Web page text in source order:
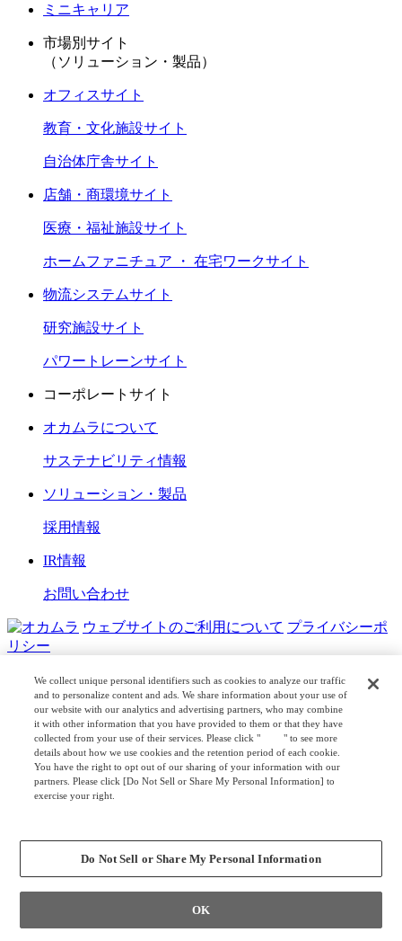
ミニキャリア
市場別サイト
（ソリューション・製品）
オフィスサイト
教育・文化施設サイト
自治体庁舎サイト
店舗・商環境サイト
医療・福祉施設サイト
ホームファニチュア ・ 在宅ワークサイト
物流システムサイト
研究施設サイト
パワートレーンサイト
コーポレートサイト
オカムラについて
サステナビリティ情報
ソリューション・製品
採用情報
IR情報
お問い合わせ
ウェブサイトのご利用について プライバシーポ
リシー
COPYRIGHT © OKAMURA CORPORATION. ALL RIGHTS
RESERVED.
日本公式 企業広報
OA D I N G
We collect unique personal identifiers such as cookies to analyze our traffic
and to personalize content and ads. We share information about your use of
our website with our analytics and advertising partners, who may combine
it with other information that you have provided to them or that they have
collected from your use of their services. Please click "
here" to see more
details about how we use cookies and the retention period of each cookie.
You have the right to opt out of our sharing of your information with our
partners. Please click [Do Not Sell or Share My Personal Information] to
exercise your right.
Do Not Sell or Share My Personal Information
OK